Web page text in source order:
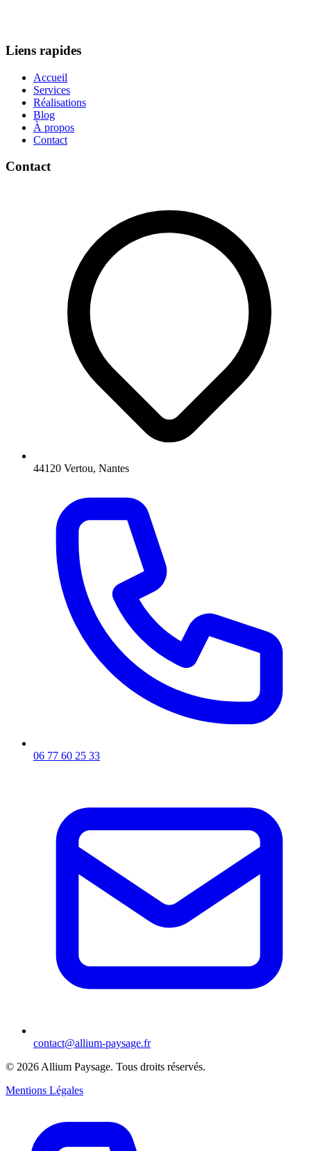
Liens rapides
Accueil
Services
Réalisations
Blog
À propos
Contact
Contact
44120 Vertou, Nantes
06 77 60 25 33
contact@allium-paysage.fr
© 2026 Allium Paysage. Tous droits réservés.
Mentions Légales